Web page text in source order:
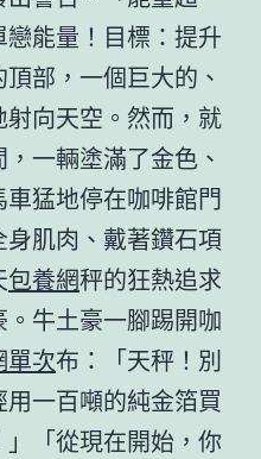
能量！目標：提升
部，一個巨大的、
向天空。然而，就
一輛塗滿了金色、
猛地停在咖啡館門
肌肉、戴著鑽石項
包養網秤的狂熱追求
牛土豪一腳踢開咖
單次布：「天秤！別
一百噸的純金箔買
「從現在開始，你